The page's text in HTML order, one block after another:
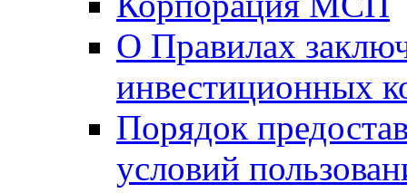
О Правилах
инвестиционных
Порядок
условий